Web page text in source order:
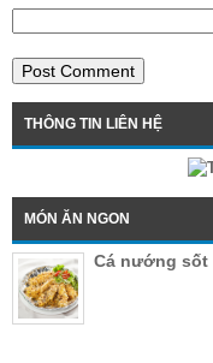
THÔNG TIN LIÊN HỆ
MÓN ĂN NGON
Cá nướng sốt